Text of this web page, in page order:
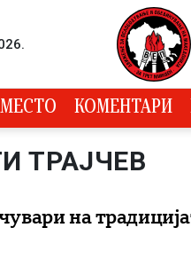
КОМЕНТАРИ
ТРАЈЧЕВ
на